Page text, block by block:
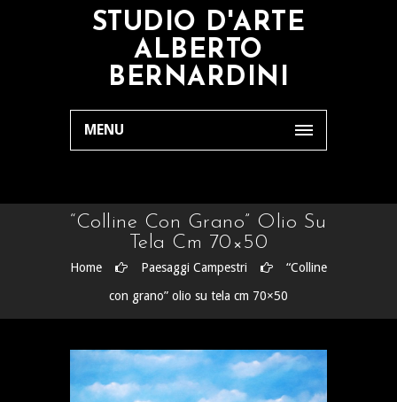
STUDIO D'ARTE
ALBERTO
BERNARDINI
MENU
“Colline Con Grano” Olio Su
Tela Cm 70×50
Home Paesaggi Campestri
“Colline
con grano” olio su tela cm 70×50